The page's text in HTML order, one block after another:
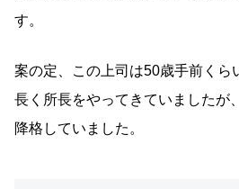
す。
案の定、この上司は50歳手前くら
長く所長をやってきていましたが
降格していました。